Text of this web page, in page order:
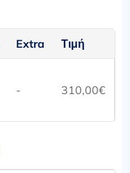
Extra Τιμή
- 310,00€